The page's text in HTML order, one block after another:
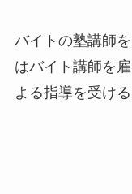
バイトの塾講師
はバイト講師を
よる指導を受け